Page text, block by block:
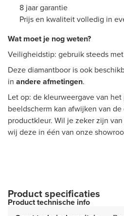
8 jaar garantie
Prijs en kwaliteit volledig in
Wat moet je nog weten? ​
Veiligheidstip: gebruik steeds met
Deze diamantboor is ook
in andereafmetingen.​
Let op: de kleurweergave van
beeldscherm kan afwijken van
productkleur. Wil je zeker zijn
wij deze in één van onze
Product specificaties
Product technische info